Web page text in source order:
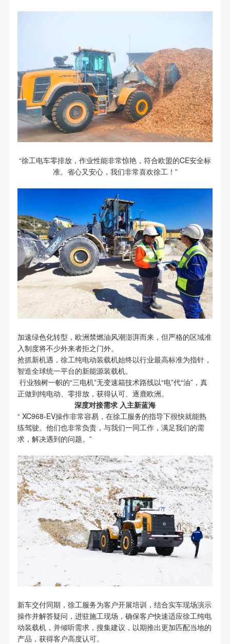
“徐工电车零排放，作业性能非常惊艳，符合欧盟的CE安全标
准。省心又安心，我们非常喜欢徐工！”
加速绿色化转型，欧洲禁燃油风潮澎湃而来，但严格的区域准
入制度将不少外来者拒之门外。
抢抓新机遇，徐工纯电动装载机始终以行业最高标准为指针，
智造全球统一平台的新能源装载机。
行业独树一帜的“三电机”无变速箱技术路线以“电”代“油”，真
正做到纯电动、零排放，获得认可、逐鹿欧洲。
深度对接需求 入主新蓝海
“ XC968-EV操作非常容易，在徐工服务的指导下很快就能熟
练驾驶。他们也非常负责，与我们一同工作，满足我们的需
求，解决遇到的问题。”
新车交付同期，徐工服务为客户开展培训，结合实车现场演示
操作并解答疑问，进驻施工现场，确保客户快速适应徐工纯电
动装载机，并倾听需求，搜集建议，以期推出更加匹配当地的
产品，获得客户高度认可。